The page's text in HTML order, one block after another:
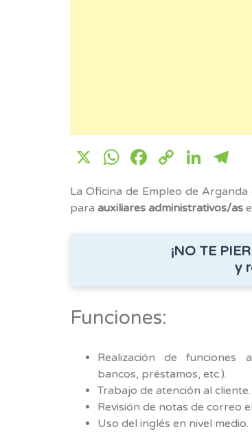
X WhatsApp
Facebook
Copy
La Oficina de Empleo de
para auxiliares administrativos/as
¡NO TE
y
Funciones:
Realización de funciones
bancos, préstamos, etc.).
Trabajo de atención al cliente.
Revisión de notas de correo
Uso del inglés en nivel medio.